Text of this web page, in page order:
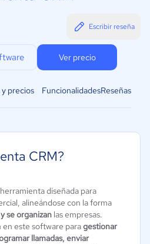
Escribir reseña
Ver precio
y precios FuncionalidadesReseñas
CRM?
diseñada para
alineándose con la forma
se organizan las empresas.
en este software paragestionar
llamadas, enviar